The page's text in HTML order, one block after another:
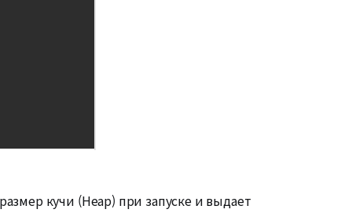
кучи (Heap) при запуске и выдает